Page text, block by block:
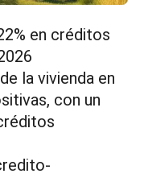
en créditos
la vivienda en
con un